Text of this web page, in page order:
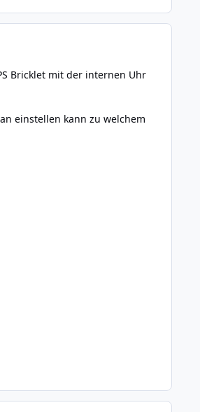
Bricklet mit der internen Uhr
einstellen kann zu welchem